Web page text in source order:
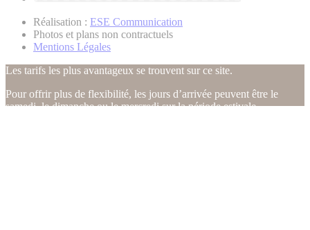
Réalisation : ESE Communication
Photos et plans non contractuels
Mentions Légales
Les tarifs les plus avantageux se trouvent sur ce site.
Pour offrir plus de flexibilité, les jours d’arrivée peuvent être le
samedi, le dimanche ou le mercredi sur la période estivale.